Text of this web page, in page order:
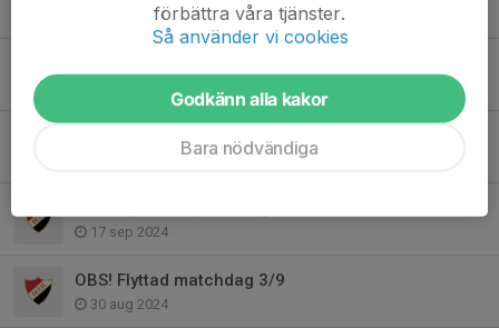
3 nov 2024
17 sep 2024
OBS! Flyttad matchdag 3/9
30 aug 2024
förbättra våra tjänster.
Så använder vi cookies
Godkänn alla kakor
Bara nödvändiga